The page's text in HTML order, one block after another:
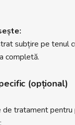
subțire pe tenul
completă.
(opțional)
de tratament